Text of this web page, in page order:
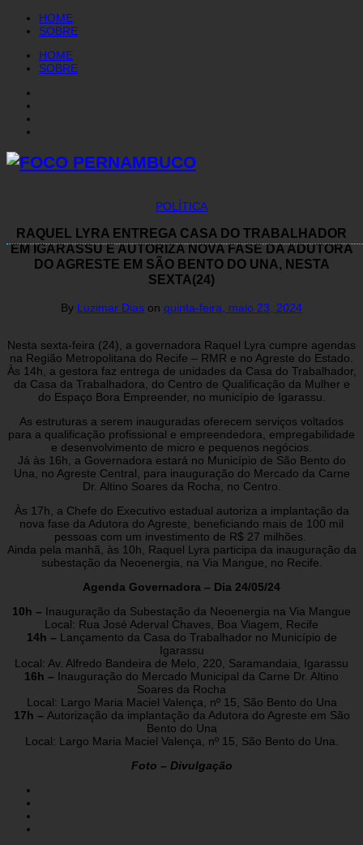
HOME
SOBRE
HOME
SOBRE
POLÍTICA
RAQUEL LYRA ENTREGA CASA DO TRABALHADOR
EM IGARASSU E AUTORIZA NOVA FASE DA ADUTORA
DO AGRESTE EM SÃO BENTO DO UNA, NESTA
SEXTA(24)
By Luzimar Dias on quinta-feira, maio 23, 2024
Nesta sexta-feira (24), a governadora Raquel Lyra cumpre agendas
na Região Metropolitana do Recife – RMR e no Agreste do Estado.
Às 14h, a gestora faz entrega de unidades da Casa do Trabalhador,
da Casa da Trabalhadora, do Centro de Qualificação da Mulher e
do Espaço Bora Empreender, no município de Igarassu.
As estruturas a serem inauguradas oferecem serviços voltados
para a qualificação profissional e empreendedora, empregabilidade
e desenvolvimento de micro e pequenos negócios.
Já às 16h, a Governadora estará no Município de São Bento do
Una, no Agreste Central, para inauguração do Mercado da Carne
Dr. Altino Soares da Rocha, no Centro.
Às 17h, a Chefe do Executivo estadual autoriza a implantação da
nova fase da Adutora do Agreste, beneficiando mais de 100 mil
pessoas com um investimento de R$ 27 milhões.
Ainda pela manhã, às 10h, Raquel Lyra participa da inauguração da
subestação da Neoenergia, na Via Mangue, no Recife.
Agenda Governadora – Dia 24/05/24
10h – Inauguração da Subestação da Neoenergia na Via Mangue
Local: Rua José Aderval Chaves, Boa Viagem, Recife
14h – Lançamento da Casa do Trabalhador no Município de
Igarassu
Local: Av. Alfredo Bandeira de Melo, 220, Saramandaia, Igarassu
16h – Inauguração do Mercado Municipal da Carne Dr. Altino
Soares da Rocha
Local: Largo Maria Maciel Valença, nº 15, São Bento do Una
17h – Autorização da implantação da Adutora do Agreste em São
Bento do Una
Local: Largo Maria Maciel Valença, nº 15, São Bento do Una.
Foto – Divulgação